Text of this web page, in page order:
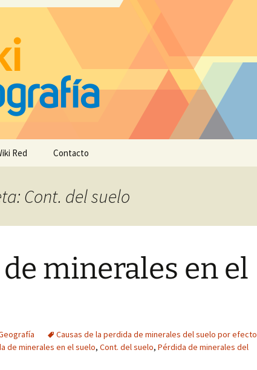
Red Contacto
Cont. del suelo
minerales en el
Causas de la perdida de minerales del suelo por efecto
de minerales en el suelo, Cont. del suelo, Pérdida de minerales del